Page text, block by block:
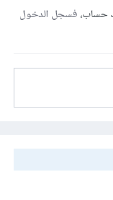
حساب،فسجل الدخول